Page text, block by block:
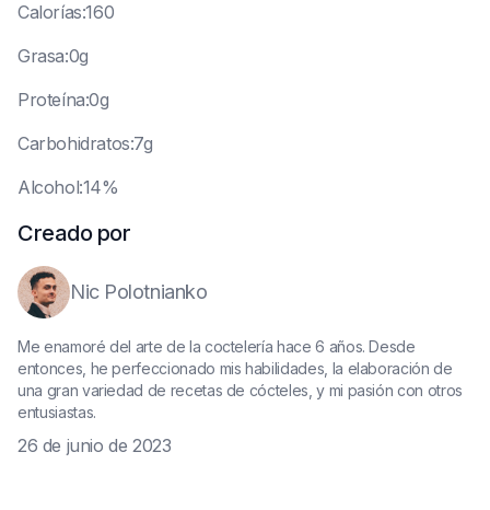
Calorías:160
Grasa:0g
Proteína:0g
Carbohidratos:7g
Alcohol:14%
Creado por
Nic Polotnianko
Me enamoré del arte de la coctelería hace 6 años. Desde
entonces, he perfeccionado mis habilidades, la elaboración de
una gran variedad de recetas de cócteles, y mi pasión con otros
entusiastas.
26 de junio de 2023